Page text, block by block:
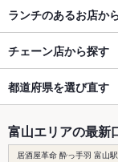
ランチのあるお店か
チェーン店から探す
都道府県を選び直す
富山エリアの最新
居酒屋革命 酔っ手羽 富山